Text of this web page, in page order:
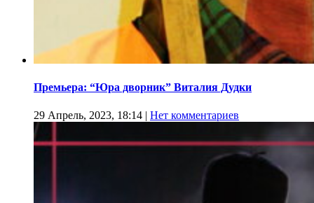
Премьера: “Юра дворник” Виталия Дудки
29 Апрель, 2023, 18:14 | Нет комментариев